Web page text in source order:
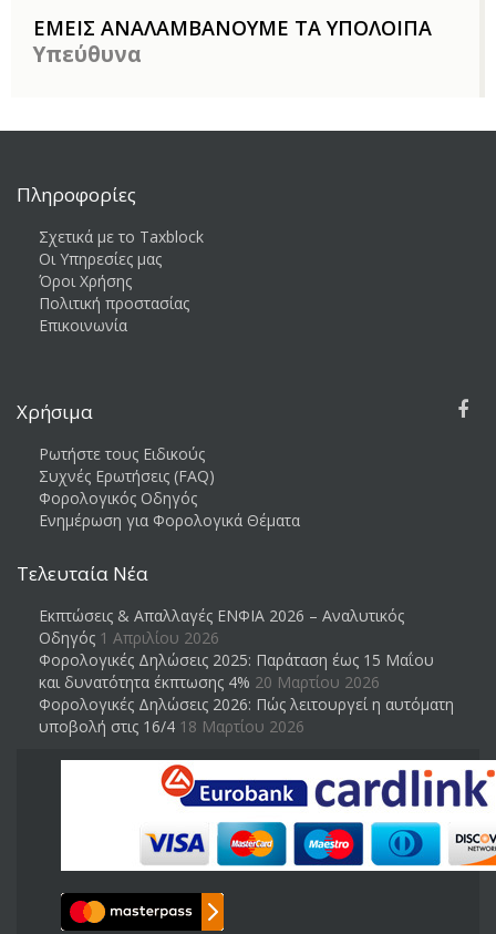
ΕΜΕΙΣ ΑΝΑΛΑΜΒΑΝΟΥΜΕ ΤΑ ΥΠΟΛΟΙΠΑ
Υπεύθυνα
Πληροφορίες
Σχετικά με το Taxblock
Οι Υπηρεσίες μας
Όροι Χρήσης
Πολιτική προστασίας
Επικοινωνία
Χρήσιμα
Ρωτήστε τους Ειδικούς
Συχνές Ερωτήσεις (FAQ)
Φορολογικός Οδηγός
Ενημέρωση για Φορολογικά Θέματα
Τελευταία Νέα
Εκπτώσεις & Απαλλαγές ΕΝΦΙΑ 2026 – Αναλυτικός
Οδηγός 1 Απριλίου 2026
Φορολογικές Δηλώσεις 2025: Παράταση έως 15 Μαΐου
και δυνατότητα έκπτωσης 4% 20 Μαρτίου 2026
Φορολογικές Δηλώσεις 2026: Πώς λειτουργεί η αυτόματη
υποβολή στις 16/4 18 Μαρτίου 2026